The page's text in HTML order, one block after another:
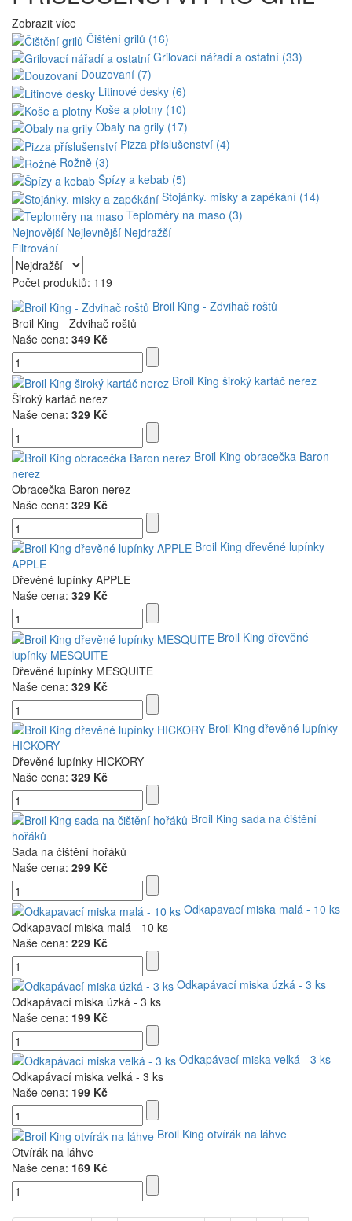
Zobrazit více
Čištění grilů (16)
Grilovací nářadí a ostatní (33)
Douzovaní (7)
Litinové desky (6)
Koše a plotny (10)
Obaly na grily (17)
Pizza příslušenství (4)
Rožně (3)
Špízy a kebab (5)
Stojánky. misky a zapékání (14)
Teploměry na maso (3)
Nejnovější Nejlevnější Nejdražší
Filtrování
Počet produktů: 119
Broil King - Zdvihač roštů
Broil King - Zdvihač roštů
Naše cena: 349 Kč
Broil King široký kartáč nerez
Široký kartáč nerez
Naše cena: 329 Kč
Broil King obracečka Baron
nerez
Obracečka Baron nerez
Naše cena: 329 Kč
Broil King dřevěné lupínky
APPLE
Dřevěné lupínky APPLE
Naše cena: 329 Kč
Broil King dřevěné
lupínky MESQUITE
Dřevěné lupínky MESQUITE
Naše cena: 329 Kč
Broil King dřevěné lupínky
HICKORY
Dřevěné lupínky HICKORY
Naše cena: 329 Kč
Broil King sada na čištění
hořáků
Sada na čištění hořáků
Naše cena: 299 Kč
Odkapavací miska malá - 10 ks
Odkapavací miska malá - 10 ks
Naše cena: 229 Kč
Odkapávací miska úzká - 3 ks
Odkapávací miska úzká - 3 ks
Naše cena: 199 Kč
Odkapávací miska velká - 3 ks
Odkapávací miska velká - 3 ks
Naše cena: 199 Kč
Broil King otvírák na láhve
Otvírák na láhve
Naše cena: 169 Kč